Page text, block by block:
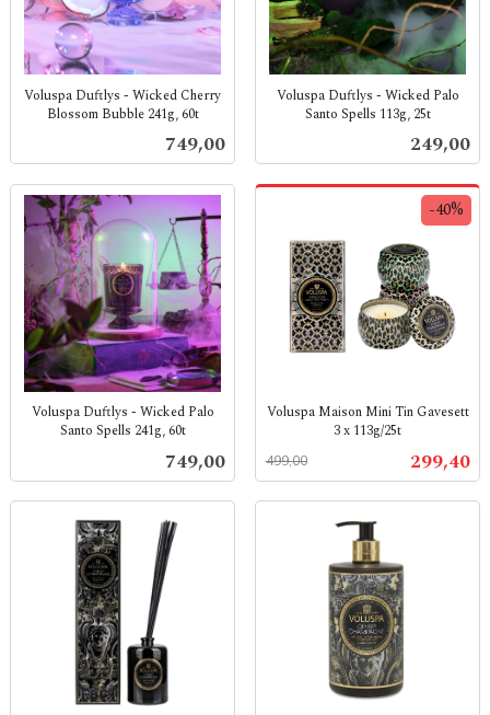
Voluspa Duftlys - Wicked Cherry
Blossom Bubble 241g, 60t
Pris
749,00
Voluspa Duftlys - Wicked Palo
Santo Spells 113g, 25t
Pris
249,00
Voluspa Duftlys - Wicked Palo
Santo Spells 241g, 60t
Pris
749,00
Voluspa Maison Mini Tin Gavesett
3 x 113g/25t
Tilbud
299,40
499,00
-40%
mva.